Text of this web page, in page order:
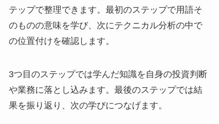
テップで整理できます。最初のステップで用語そ
のものの意味を学び、次にテクニカル分析の中で
の位置付けを確認します。
3つ目のステップでは学んだ知識を自身の投資判断
や業務に落とし込みます。最後のステップでは結
果を振り返り、次の学びにつなげます。